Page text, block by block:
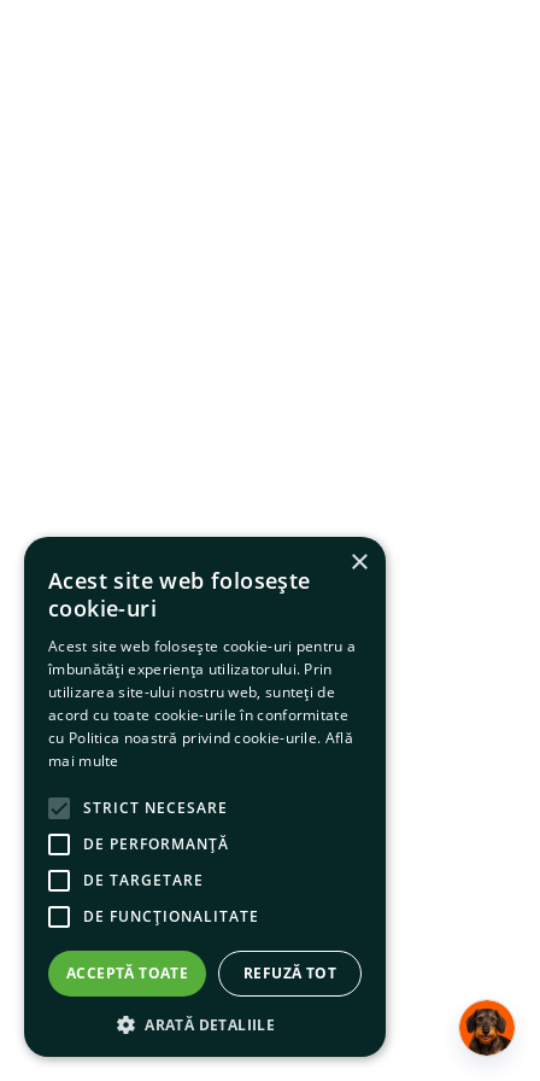
×
Acest site web folosește
cookie-uri
Acest site web folosește cookie-uri pentru a
îmbunătăți experiența utilizatorului. Prin
utilizarea site-ului nostru web, sunteți de
acord cu toate cookie-urile în conformitate
cu Politica noastră privind cookie-urile. Află
mai multe
STRICT NECESARE
DE PERFORMANȚĂ
DE TARGETARE
DE FUNCŢIONALITATE
ACCEPTĂ TOATE REFUZĂ TOT
ARATĂ DETALIILE